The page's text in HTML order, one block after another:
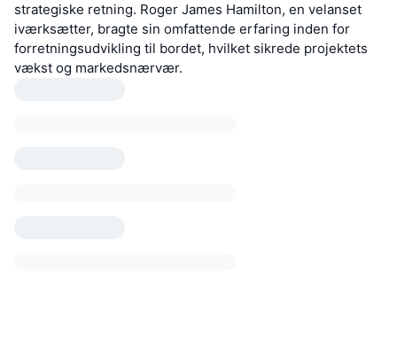
strategiske retning. Roger James Hamilton, en velanset
iværksætter, bragte sin omfattende erfaring inden for
forretningsudvikling til bordet, hvilket sikrede projektets
vækst og markedsnærvær.